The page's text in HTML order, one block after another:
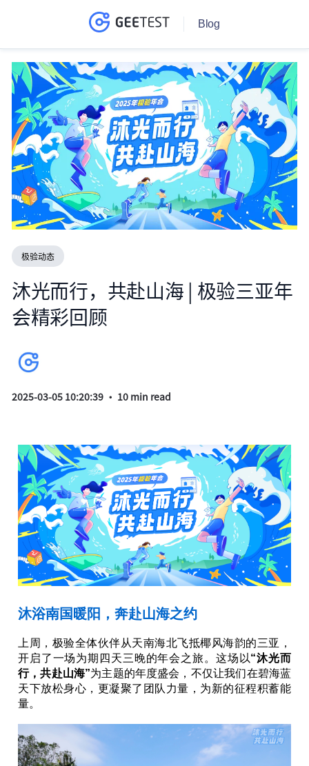
Blog
极验动态
沐光而行，共赴山海 | 极验三亚年
会精彩回顾
2025-03-05 10:20:39 • 10 min read
沐浴南国暖阳，奔赴山海之约
上周，极验全体伙伴从天南海北飞抵椰风海韵的三亚，
开启了一场为期四天三晚的年会之旅。这场以“沐光而
行，共赴山海”为主题的年度盛会，不仅让我们在碧海蓝
天下放松身心，更凝聚了团队力量，为新的征程积蓄能
量。